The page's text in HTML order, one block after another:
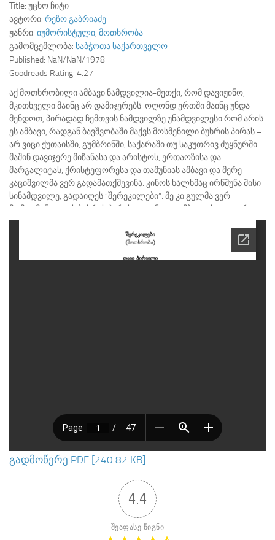
Title: უცხო ჩიტი
ავტორი: რეზო გაბრიაძე
ჟანრი: იუმორისტული, მოთხრობა
გამომცემლობა: საბჭოთა საქართველო
Published: NaN/NaN/1978
Goodreads Rating: 4.27
აქ მოთხრობილი ამბავი ნამდვილია-მეთქი, რომ დავიჟინო,
მკითხველი მაინც არ დამიჯერებს. ოღონდ ერთში მაინც უნდა
მენდოთ, პირადად ჩემთვის ნამდვილზე უნამდვილესი რომ არის
ეს ამბავი, რადგან ბავშვობაში მაქვს მოსმენილი ბუხრის პირას –
არ ვიცი ქუთაისში, გუმბრინში, საქარაში თუ საკუთრივ ძუყნურში.
მაშინ დავიჯერე მიზანასა და არისტოს, ერთაოზისა და
მარგალიტას, ქრისტეფორესა და თამუნიას ამბავი და მერე
კაციშვილმა ვერ გადამათქმევინა. კინოს ხალხმაც ირწმუნა მისი
სინამდვილე, გადაიღეს “შერეკილები”. მე კი გულმა ვერ
მომითმინა და ის ბუხრის პირას გაგონილი ამბავი ახლა უფრო…
გადმოწერე PDF [240.82 KB]
4.4
შეაფასე წიგნი